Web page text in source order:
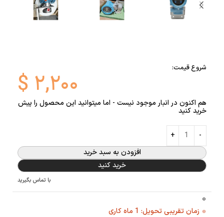
شروع قیمت:
$ ۲,۲۰۰
هم اکنون در انبار موجود نیست - اما میتوانید این محصول را پیش
خرید کنید
افزودن به سبد خرید
خرید کنید
با تماس بگیرید
زمان تقریبی تحویل: 1 ماه کاری